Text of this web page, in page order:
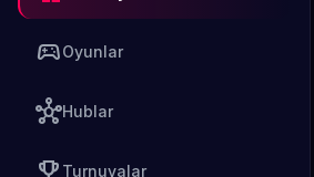
sports_esportsOyunlar
hubHublar
Turnuvalar